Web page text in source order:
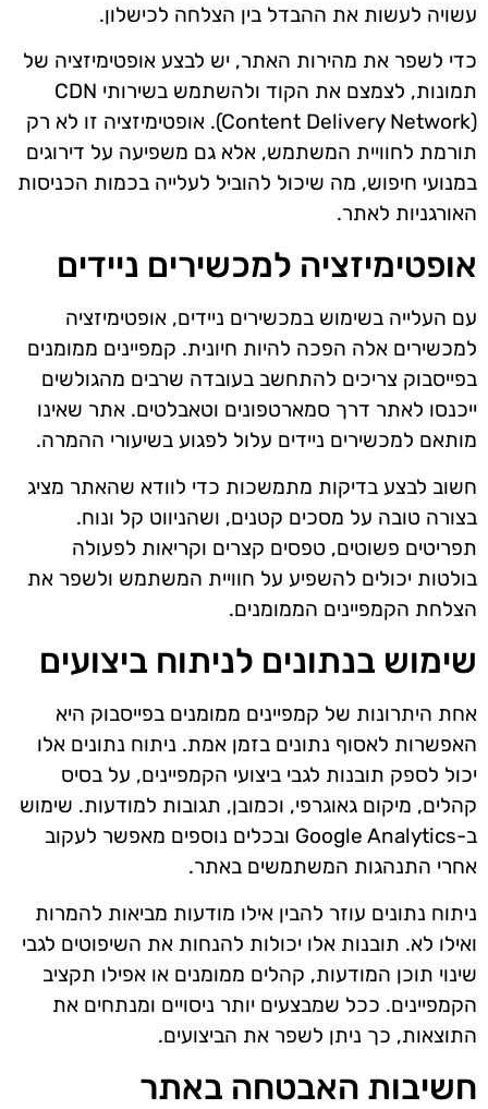
עשויה לעשות את ההבדל בין הצלחה לכישלון.
כדי לשפר את מהירות האתר, יש לבצע אופטימיזציה של
תמונות, לצמצם את הקוד ולהשתמש בשירותי CDN
(Content Delivery Network). אופטימיזציה זו לא רק
תורמת לחוויית המשתמש, אלא גם משפיעה על דירוגים
במנועי חיפוש, מה שיכול להוביל לעלייה בכמות הכניסות
האורגניות לאתר.
אופטימיזציה למכשירים ניידים
עם העלייה בשימוש במכשירים ניידים, אופטימיזציה
למכשירים אלה הפכה להיות חיונית. קמפיינים ממומנים
בפייסבוק צריכים להתחשב בעובדה שרבים מהגולשים
ייכנסו לאתר דרך סמארטפונים וטאבלטים. אתר שאינו
מותאם למכשירים ניידים עלול לפגוע בשיעורי ההמרה.
חשוב לבצע בדיקות מתמשכות כדי לוודא שהאתר מציג
בצורה טובה על מסכים קטנים, ושהניווט קל ונוח.
תפריטים פשוטים, טפסים קצרים וקריאות לפעולה
בולטות יכולים להשפיע על חוויית המשתמש ולשפר את
הצלחת הקמפיינים הממומנים.
שימוש בנתונים לניתוח ביצועים
אחת היתרונות של קמפיינים ממומנים בפייסבוק היא
האפשרות לאסוף נתונים בזמן אמת. ניתוח נתונים אלו
יכול לספק תובנות לגבי ביצועי הקמפיינים, על בסיס
קהלים, מיקום גאוגרפי, וכמובן, תגובות למודעות. שימוש
ב-Google Analytics ובכלים נוספים מאפשר לעקוב
אחרי התנהגות המשתמשים באתר.
ניתוח נתונים עוזר להבין אילו מודעות מביאות להמרות
ואילו לא. תובנות אלו יכולות להנחות את השיפוטים לגבי
שינוי תוכן המודעות, קהלים ממומנים או אפילו תקציב
הקמפיינים. ככל שמבצעים יותר ניסויים ומנתחים את
התוצאות, כך ניתן לשפר את הביצועים.
חשיבות האבטחה באתר